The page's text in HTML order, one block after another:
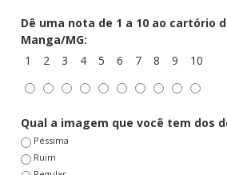
Dê uma nota de 1 a 10 ao cartório
Manga/MG:
1
2 3 4 5 6 7 8 9 10
Qual a imagem que você tem dos
Péssima
Ruim